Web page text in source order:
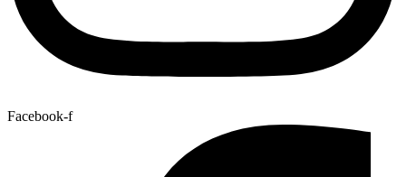
Facebook-f